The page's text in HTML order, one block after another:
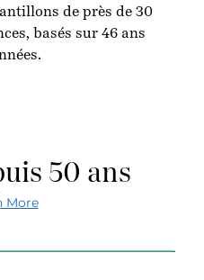
de près de 30
basés sur 46 ans
50 ans
More